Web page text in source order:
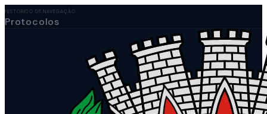
HISTÓRICO DE NAVEGAÇÃO
Protocolos